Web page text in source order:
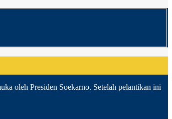
oleh Presiden Soekarno. Setelah pelantikan ini